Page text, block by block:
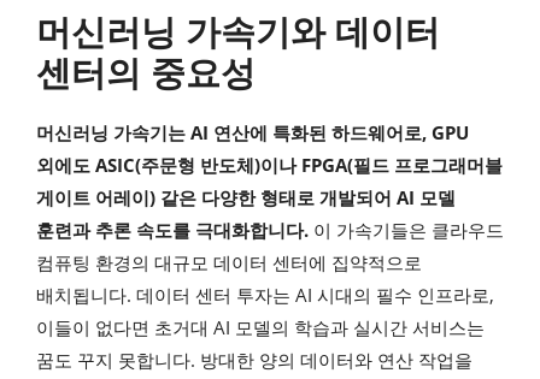
머신러닝 가속기와 데이터
센터의 중요성
머신러닝 가속기는 AI 연산에 특화된 하드웨어로, GPU
외에도 ASIC(주문형 반도체)이나 FPGA(필드 프로그래머블
게이트 어레이) 같은 다양한 형태로 개발되어 AI 모델
훈련과 추론 속도를 극대화합니다. 이 가속기들은 클라우드
컴퓨팅 환경의 대규모 데이터 센터에 집약적으로
배치됩니다. 데이터 센터 투자는 AI 시대의 필수 인프라로,
이들이 없다면 초거대 AI 모델의 학습과 실시간 서비스는
꿈도 꾸지 못합니다. 방대한 양의 데이터와 연산 작업을